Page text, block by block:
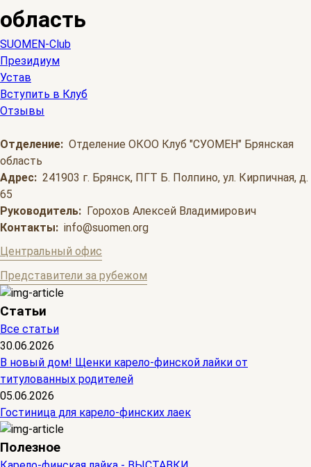
область
SUOMEN-Club
Президиум
Устав
Вступить в Клуб
Отзывы
Отделение: Отделение ОКОО Клуб "СУОМЕН" Брянская
область
Адрес: 241903 г. Брянск, ПГТ Б. Полпино, ул. Кирпичная, д.
65
Руководитель: Горохов Алексей Владимирович
Контакты: info@suomen.org
Центральный офис
Представители за рубежом
Статьи
Все статьи
30.06.2026
В новый дом! Щенки карело-финской лайки от
титулованных родителей
05.06.2026
Гостиница для карело-финских лаек
Полезное